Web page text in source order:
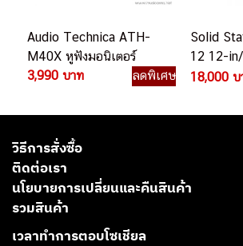
Audio Technica ATH-
M40X หูฟังมอนิเตอร์
3,990 บาท
ลดพิเศษ
Solid
12 12-
ออดิโออิน
18,000 บ
วิธีการสั่งซื้อ
ติดต่อเรา
นโยบายการเปลี่ยนและคืนสินค้า
รวมสินค้า
เวลาทำการตอบโซเชียล